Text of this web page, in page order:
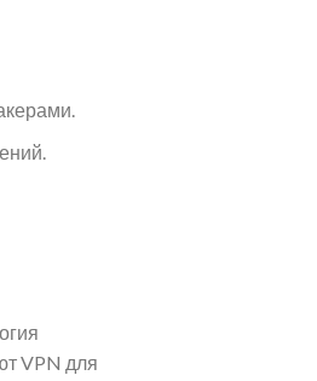
VPN для